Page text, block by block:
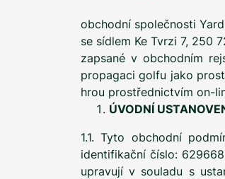
obchodní společnosti
se sídlem Ke Tvrzi 7, 250
zapsané v obchodním
propagaci golfu jako
hrou prostřednictvím on-
ÚVODNÍ
1.1. Tyto obchodní
identifikační číslo:
upravují v souladu s